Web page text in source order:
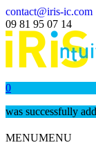
contact@iris-ic.com
09 81 95 07 14
0
was successfully
MENUMENU